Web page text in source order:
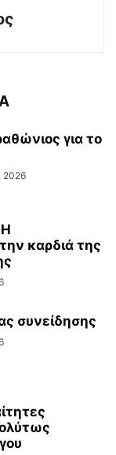
για το
2026
καρδιά της
συνείδησης